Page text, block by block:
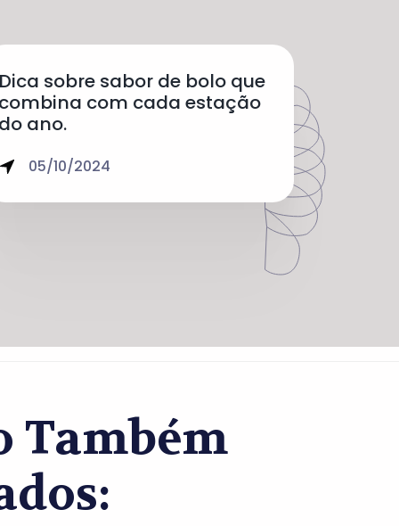
sobre sabor de bolo que
com cada estação
ano.
05/10/2024
Também